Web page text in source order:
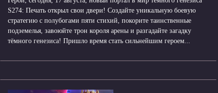
S274: Печать открыл свои двери! Создайте уникальную боевую
стратегию с полубогами пяти стихий, покорите таинственные
подземелья, завоюйте трон короля арены и разгадайте загадку
тёмного генезиса! Пришло время стать сильнейшим героем...